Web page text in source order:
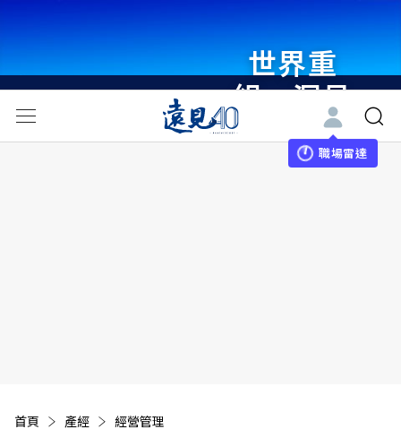
世界重
組・洞見
未來 與
世界領袖
職場雷達
首頁 產經 經營管理